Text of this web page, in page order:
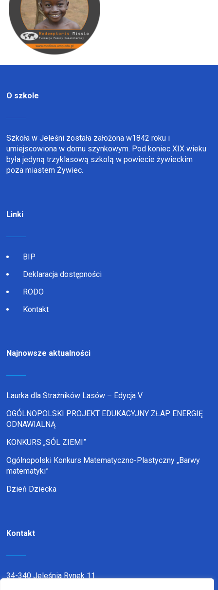
O szkole
Szkoła w Jeleśni została założona w1842 roku i
umiejscowiona w domu szynkowym. Pod koniec XIX wieku
była jedyną trzyklasową szkolą w powiecie żywieckim
poza miastem Żywiec.
Linki
BIP
Deklaracja dostępności
RODO
Kontakt
Najnowsze aktualności
Laurka dla Strażników Lasów – Edycja V
OGÓLNOPOLSKI PROJEKT EDUKACYJNY ZŁAP ENERGIĘ
ODNAWIALNĄ
KONKURS „SÓL ZIEMI”
Ogólnopolski Konkurs Matematyczno-Plastyczny „Barwy
matematyki”
Dzień Dziecka
Kontakt
34-340 Jeleśnia Rynek 11